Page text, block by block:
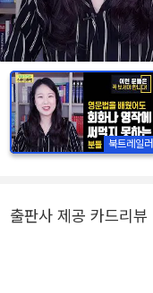
북트레일러
출판사 제공 카드리뷰